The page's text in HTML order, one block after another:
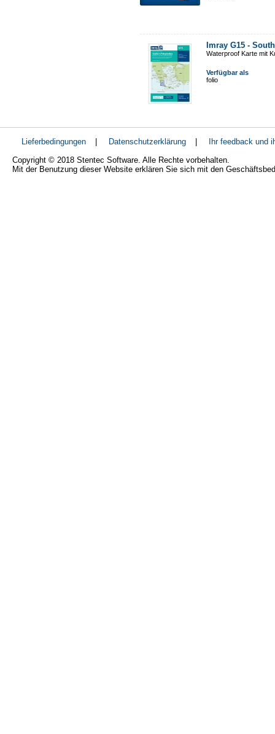
Imray G15 -
Waterproof Karte mit
Verfügbar als
folio
Lieferbedingungen Datenschutzerklärung
Ihr feedback und
Copyright © 2018 Stentec Software. Alle Rechte vorbehalten.
Mit der Benutzung dieser Website erklären Sie sich mit den